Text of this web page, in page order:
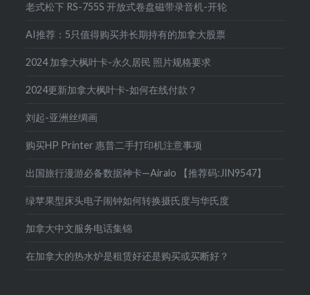
老式松下 RS-755S 开放式卷盘磁带录音机-开轮
AI推荐：5只值得购买并长期持有的加拿大股票
2024 加拿大枫叶卡-永久居民 照片规格要求
2024更新加拿大枫叶卡-如何在线付款？
刘起-亚洲丝绸画
购买HP Printer 惠普二手打印机注意事项
出国旅行漫游必备数据神卡—Airalo 【推荐码:JIN9547】
绿苹果型床头电子闹钟如何转换摄氏度与华氏度
加拿大中文服务电话集锦
在加拿大的热水炉是租赁好还是购买或买断好？